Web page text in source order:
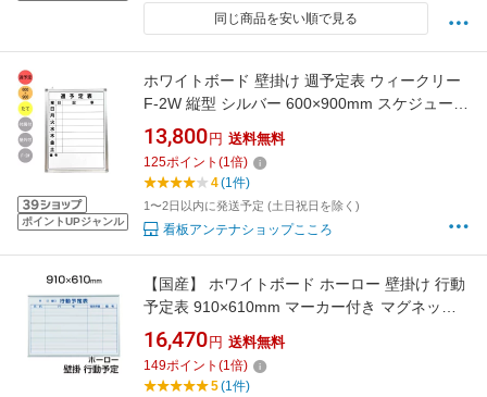
同じ商品を安い順で見る
ポイントUPジャンル
ホワイトボード 壁掛け 週予定表 ウィークリー
F-2W 縦型 シルバー 600×900mm スケジュール
マグネット 黒板消し ペン 付属品セット 粉受け
付 カレンダー【あす楽】
13,800 円 送料無料
125ポイント (1倍)
4(1件)
1〜2日以内に発送予定 (土日祝日を除く)
看板アンテナショップこころ
【国産】 ホワイトボード ホーロー 壁掛け 行動
予定表 910×610mm マーカー付き マグネット
付きMH23Q900×600 白板 whiteboard スケジュ
ールボード 予定表 カレンダー 馬印 umajirushi
16,470 円 送料無料
149ポイント (1倍)
5(1件)